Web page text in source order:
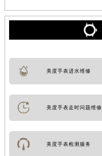
美度手表进水维修
美度手表走时问题维修
美度手表检测服务